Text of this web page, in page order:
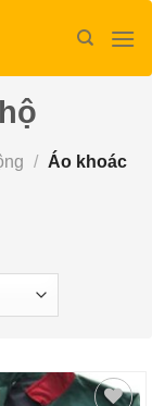
/
Áo khoác